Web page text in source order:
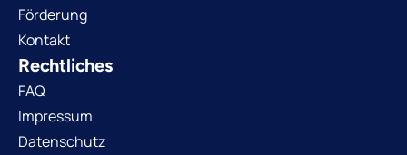
Förderung
Kontakt
Rechtliches
FAQ
Impressum
Datenschutz